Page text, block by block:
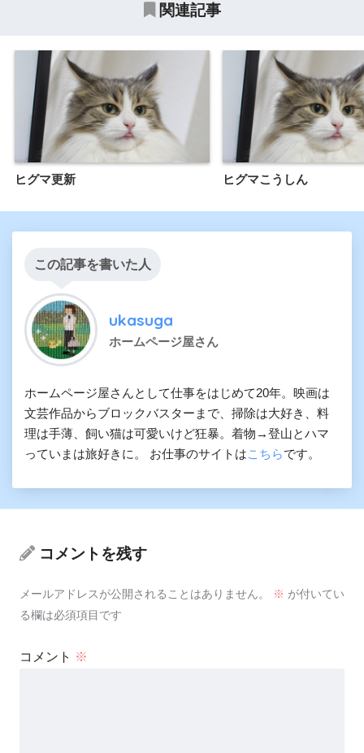
関連記事
ヒグマ更新 ヒグマこうしん
この記事を書いた人
ukasuga
ホームページ屋さん
ホームページ屋さんとして仕事をはじめて20年。映画は
文芸作品からブロックバスターまで、掃除は大好き、料
理は手薄、飼い猫は可愛いけど狂暴。着物→登山とハマ
っていまは旅好きに。 お仕事のサイトはこちらです。
コメントを残す
メールアドレスが公開されることはありません。 ※ が付いてい
る欄は必須項目です
コメント ※